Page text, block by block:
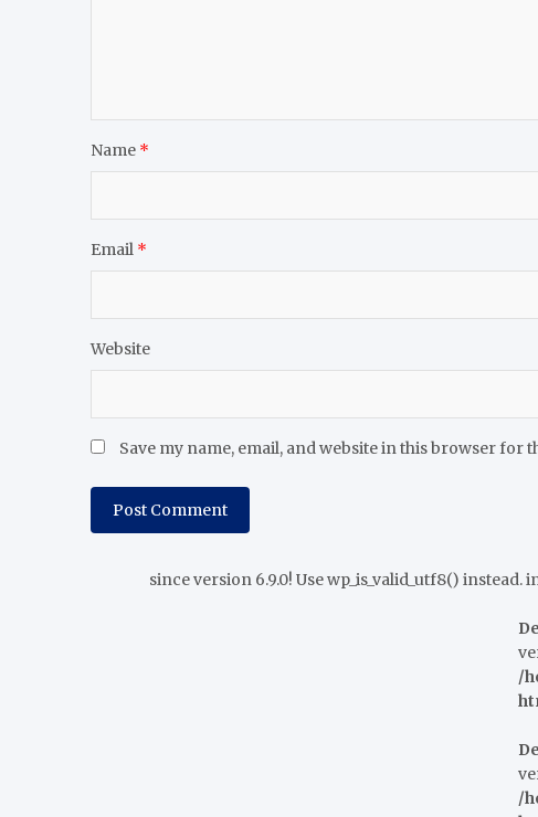
Name *
Email *
Website
Save my name, email, and website in this browser for
since version 6.9.0! Use wp_is_valid_utf8() instead.
/
/